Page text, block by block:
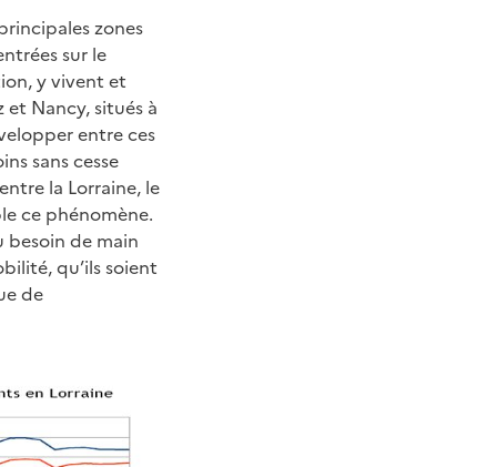
zones
sur le
y vivent et
Nancy, situés à
entre ces
sans cesse
la Lorraine, le
ce phénomène.
de main
qu’ils soient
de